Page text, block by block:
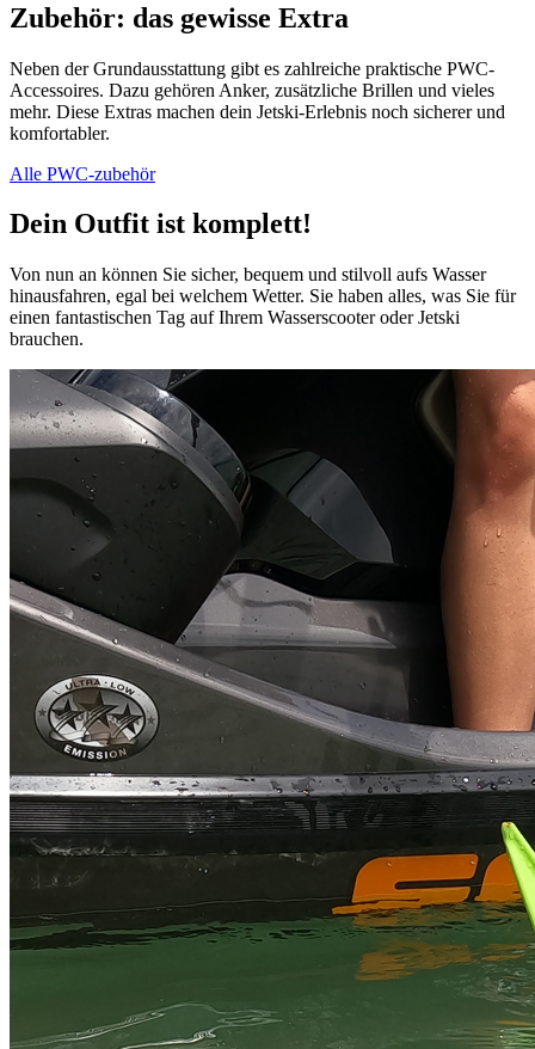
Zubehör: das gewisse Extra
Neben der Grundausstattung gibt es zahlreiche praktische PWC-
Accessoires. Dazu gehören Anker, zusätzliche Brillen und vieles
mehr. Diese Extras machen dein Jetski-Erlebnis noch sicherer und
komfortabler.
Alle PWC-zubehör
Dein Outfit ist komplett!
Von nun an können Sie sicher, bequem und stilvoll aufs Wasser
hinausfahren, egal bei welchem Wetter. Sie haben alles, was Sie für
einen fantastischen Tag auf Ihrem Wasserscooter oder Jetski
brauchen.